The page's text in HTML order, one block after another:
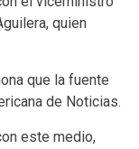
quien
que la fuente
de Noticias.
este medio,